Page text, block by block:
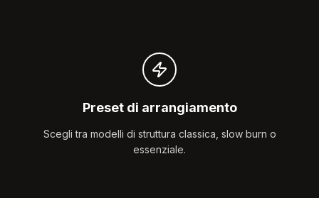
Preset di arrangiamento
Scegli tra modelli di struttura classica, slow burn o
essenziale.